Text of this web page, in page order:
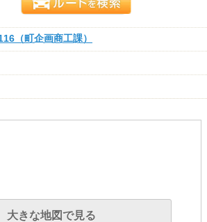
（町企画商工課）
大きな地図で見る